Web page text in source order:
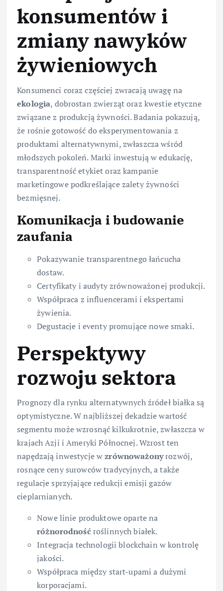
konsumentów i
zmiany nawyków
żywieniowych
Konsumenci coraz częściej zwracają uwagę na
ekologia, dobrostan zwierząt oraz kwestie etyczne
związane z produkcją żywności. Badania pokazują,
że rośnie gotowość do eksperymentowania z
produktami alternatywnymi, zwłaszcza wśród
młodszych pokoleń. Marki inwestują w edukację,
transparentność etykiet oraz kampanie
marketingowe podkreślające zalety żywności
bezmięsnej.
Komunikacja i budowanie
zaufania
Pokazywanie transparentnego łańcucha
dostaw.
Certyfikaty i audyty zrównoważonej produkcji.
Współpraca z influencerami i ekspertami
żywienia.
Degustacje i eventy promujące nowe smaki.
Perspektywy
rozwoju sektora
Prognozy dla rynku alternatywnych źródeł białka są
optymistyczne. W najbliższej dekadzie wartość
segmentu może wzrosnąć kilkukrotnie, zwłaszcza w
krajach Azji i Ameryki Północnej. Wzrost ten
napędzają inwestycje wzrównoważonyrozwój,
rosnące ceny surowców tradycyjnych, a także
regulacje sprzyjające redukcji emisji gazów
cieplarnianych.
Nowe linie produktowe oparte na
różnorodność roślinnych białek.
Integracja technologii blockchain w kontrolę
jakości.
Współpraca między start-upami a dużymi
korporacjami.